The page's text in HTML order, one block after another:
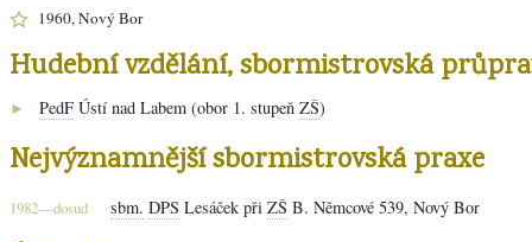
1960, Nový Bor
Hudební vzdělání, sbormistrovská
► PedF Ústí nad Labem (obor 1. stupeň ZŠ)
Nejvýznamnější sbormistrovská praxe
1982—dosud sbm. DPS Lesáček při ZŠ B. Němcové 539, Nový Bor